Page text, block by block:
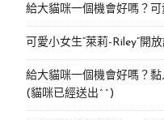
給大貓咪一個機會好嗎？可
可愛小女生“萊莉-Riley”開
給大貓咪一個機會好嗎？黏
(貓咪已經送出^^)